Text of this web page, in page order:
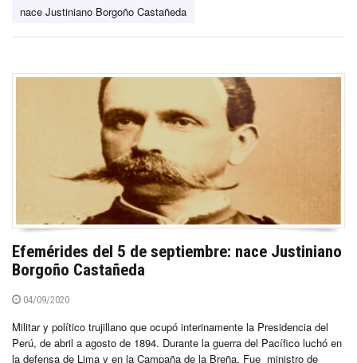
nace Justiniano Borgoño Castañeda
Efemérides del 5 de septiembre: nace Justiniano
Borgoño Castañeda
04/09/2020
Militar y político trujillano que ocupó interinamente la Presidencia del
Perú, de abril a agosto de 1894. Durante la guerra del Pacífico luchó en
la defensa de Lima y en la Campaña de la Breña. Fue ministro de